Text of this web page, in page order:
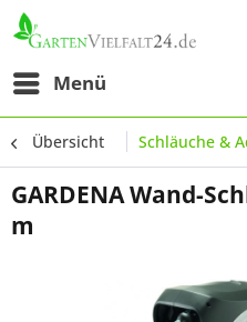
Menü
Übersicht Schläuche &
GARDENA Wand-
m